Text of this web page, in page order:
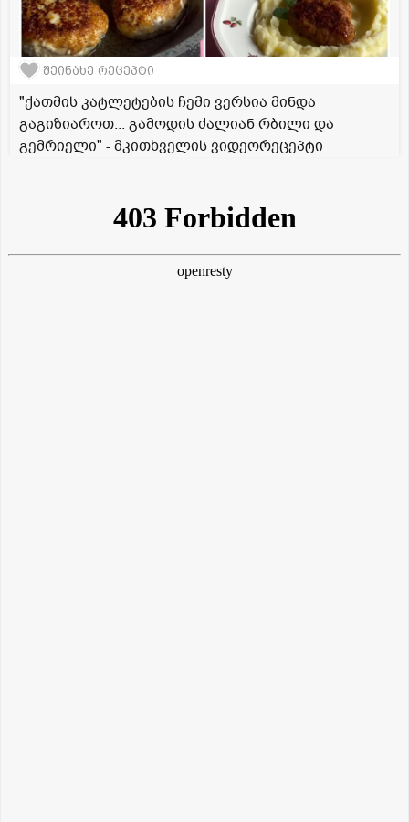
შეინახე რეცეპტი
"ქათმის კატლეტების ჩემი ვერსია მინდა
გაგიზიაროთ... გამოდის ძალიან რბილი და
გემრიელი" - მკითხველის ვიდეორეცეპტი